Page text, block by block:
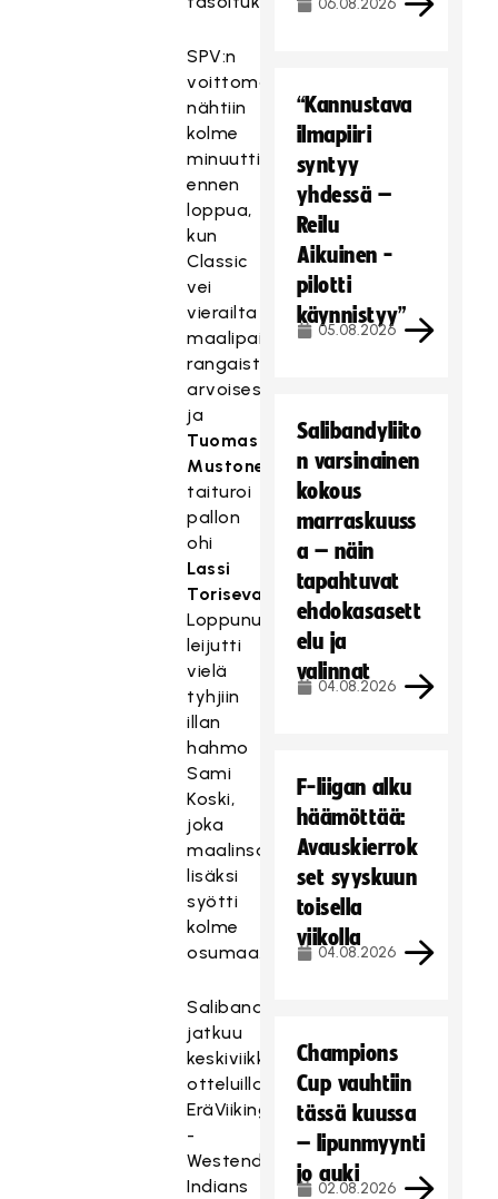
SPV:n
voittomaali
nähtiin
kolme
minuuttia
ennen
loppua,
kun
Classic
vei
vierailta
maalipaikan
rangaistuslaukauksen
arvoisesti
ja
Tuomas
Mustonen
taituroi
pallon
ohi
Lassi
Torisevan
Loppunumerot
leijutti
vielä
tyhjiin
illan
hahmo
Sami
Koski,
joka
maalinsa
lisäksi
syötti
kolme
osumaa.
Salibandyliiga
jatkuu
keskiviikkona
otteluilla
EräViikingit
-
Westend
Indians
06.08.2026
“Kannustava
ilmapiiri
syntyy
yhdessä –
Reilu
Aikuinen -
pilotti
käynnistyy”
05.08.2026
Salibandyliito
n varsinainen
kokous
marraskuuss
a – näin
tapahtuvat
ehdokasasett
elu ja
valinnat
04.08.2026
F-liigan alku
häämöttää:
Avauskierrok
set syyskuun
toisella
viikolla
04.08.2026
Champions
Cup vauhtiin
tässä kuussa
– lipunmyynti
jo auki
02.08.2026